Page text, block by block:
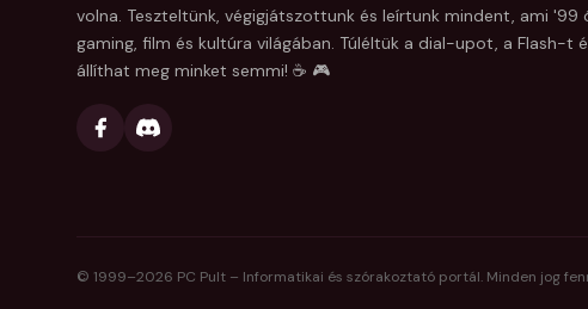
volna. Teszteltünk, végigjátszottunk és leírtunk mindent, ami '99
gaming, film és kultúra világában. Túléltük a dial-upot, a Flash-t
állíthat meg minket semmi! ☕ 🎮
© 1999–2026 PC Pult – Informatikai és szórakoztató portál. Minden jog